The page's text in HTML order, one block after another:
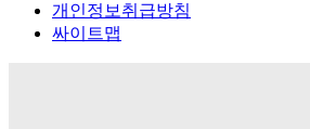
개인정보취급방침
싸이트맵